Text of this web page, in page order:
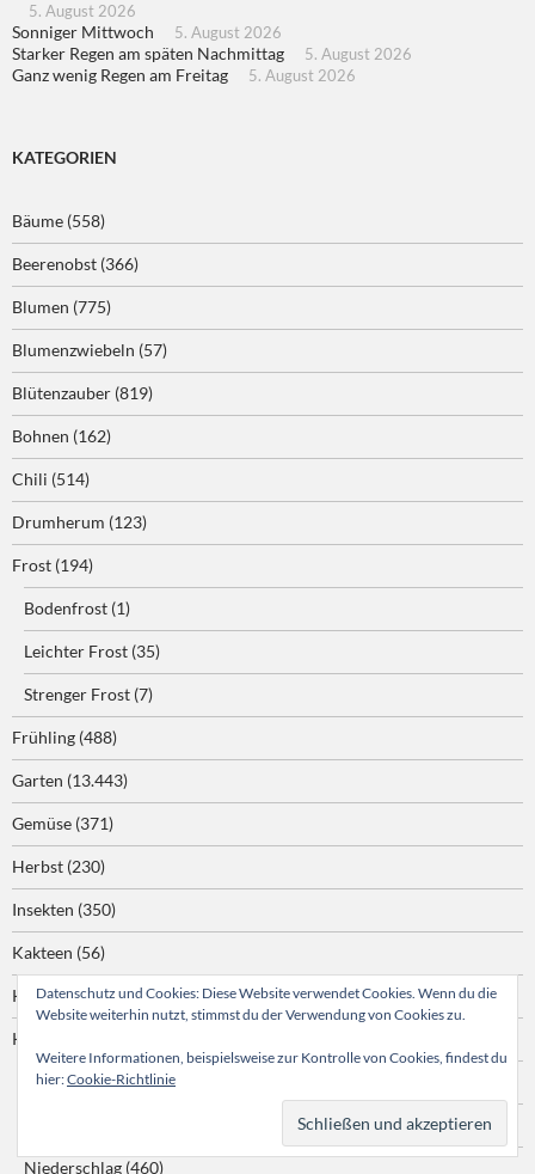
5. August 2026
Sonniger Mittwoch 5. August 2026
Starker Regen am späten Nachmittag 5. August 2026
Ganz wenig Regen am Freitag 5. August 2026
KATEGORIEN
Bäume (558)
Beerenobst (366)
Blumen (775)
Blumenzwiebeln (57)
Blütenzauber (819)
Bohnen (162)
Chili (514)
Drumherum (123)
Frost (194)
Bodenfrost (1)
Leichter Frost (35)
Strenger Frost (7)
Frühling (488)
Garten (13.443)
Gemüse (371)
Herbst (230)
Insekten (350)
Kakteen (56)
Kartoffeln(45)
Klimawandel
Dürre(142)
Niederschlag (460)
Datenschutz und Cookies: Diese Website verwendet Cookies. Wenn du die
Website weiterhin nutzt, stimmst du der Verwendung von Cookies zu.
Weitere Informationen, beispielsweise zur Kontrolle von Cookies, findest du
hier:Cookie-Richtlinie